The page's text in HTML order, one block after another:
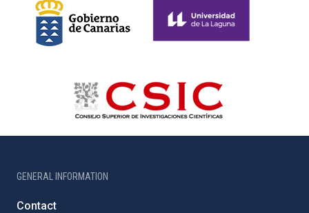
GENERAL INFORMATION
Contact